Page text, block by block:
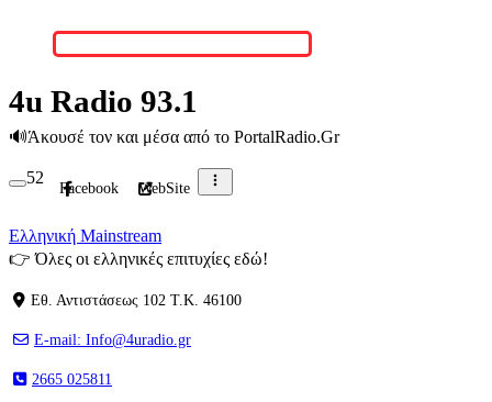
4u Radio 93.1
🔊Άκουσέ τον και μέσα από το PortalRadio.Gr
52
Facebook WebSite
Ελληνική Mainstream
👉 Όλες οι ελληνικές επιτυχίες εδώ!
Εθ. Αντιστάσεως 102 Τ.Κ. 46100
E-mail: Info@4uradio.gr
2665 025811